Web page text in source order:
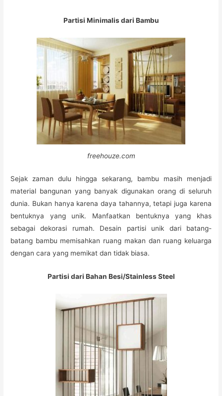
Partisi Minimalis dari Bambu
freehouze.com
Sejak zaman dulu hingga sekarang, bambu masih menjadi
material bangunan yang banyak digunakan orang di seluruh
dunia. Bukan hanya karena daya tahannya, tetapi juga karena
bentuknya yang unik. Manfaatkan bentuknya yang khas
sebagai dekorasi rumah. Desain partisi unik dari batang-
batang bambu memisahkan ruang makan dan ruang keluarga
dengan cara yang memikat dan tidak biasa.
Partisi dari Bahan Besi/Stainless Steel